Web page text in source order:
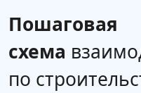
Пошаговая
схема
по